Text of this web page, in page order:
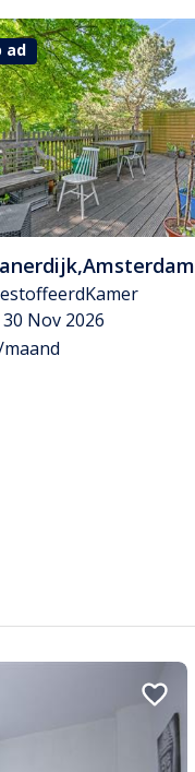
ad
,Amsterdam
Kamer
30 Nov 2026